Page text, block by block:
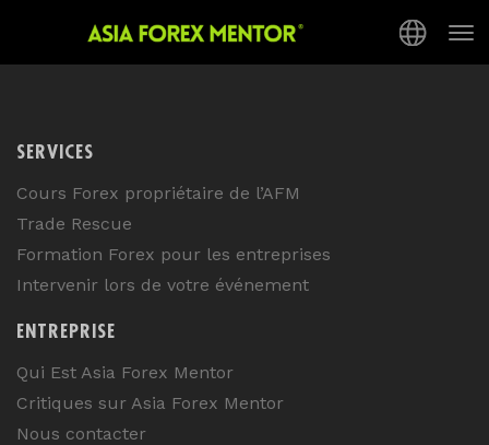
mode=”normal” autoplay=”no”]
SERVICES
Cours Forex propriétaire de l’AFM
Trade Rescue
Formation Forex pour les entreprises
Intervenir lors de votre événement
ENTREPRISE
Qui Est Asia Forex Mentor
Critiques sur Asia Forex Mentor
Nous contacter